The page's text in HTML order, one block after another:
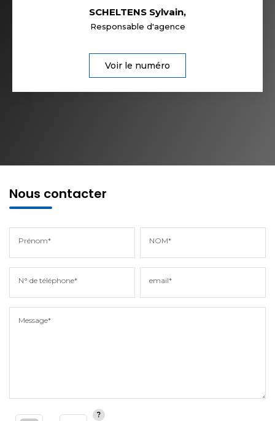
SCHELTENS Sylvain,
Responsable d'agence
Voir le numéro
Nous contacter
Prénom* NOM*
N° de téléphone* email*
Message*